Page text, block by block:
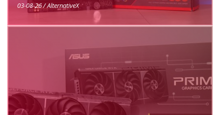
03-08-26 / AlternativeX